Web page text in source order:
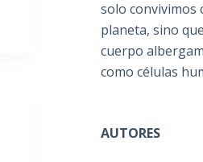
solo convivimos
planeta, sino
cuerpo
como células
AUTORES